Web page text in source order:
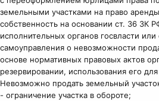
земельными участками на право
собственность на основании ст. 36 ЗК
исполнительных органов госвласти
самоуправления о невозможности
основе нормативных правовых актов
резервировании, использования его
Невозможно продать земельный
- ограничение участка в обороте;